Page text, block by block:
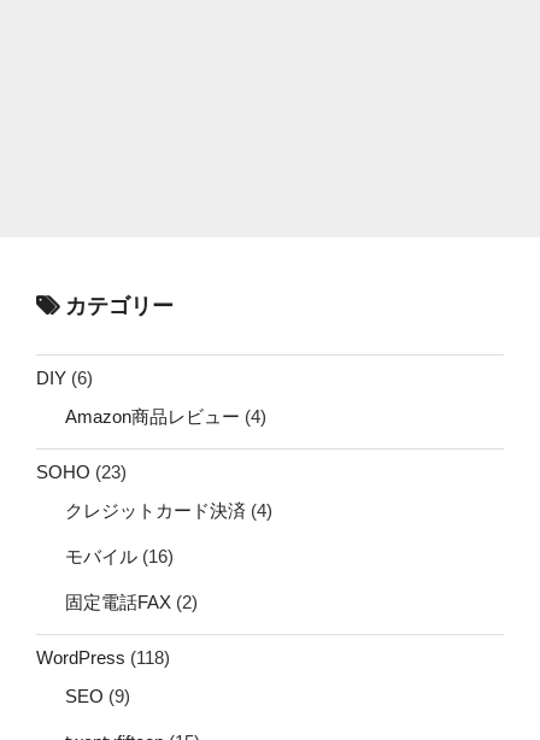
カテゴリー
DIY (6)
Amazon商品レビュー (4)
SOHO (23)
クレジットカード決済 (4)
モバイル (16)
固定電話FAX (2)
WordPress (118)
SEO (9)